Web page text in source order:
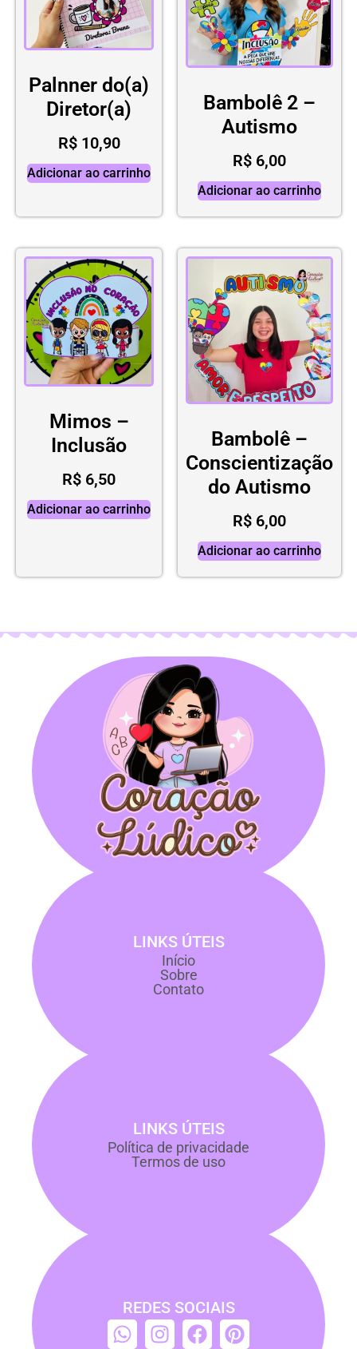
Palnner do(a)
Diretor(a)
R$10,90
Adicionar ao carrinho
Bambolê 2 –
Autismo
R$ 6,00
Adicionar ao carrinho
Mimos –
Inclusão
R$ 6,50
Adicionar ao carrinho
Bambolê –
Conscientização
do Autismo
R$ 6,00
Adicionar ao carrinho
LINKS ÚTEIS
Início
Sobre
Contato
LINKS ÚTEIS
Política de privacidade
Termos de uso
REDES SOCIAIS